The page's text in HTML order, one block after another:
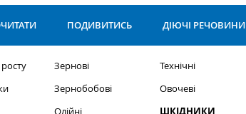
ПОДИВИТИСЬ ДІЮЧІ РЕЧОВИНИ
Зернові
Зернобобові
Технічні
Овочеві